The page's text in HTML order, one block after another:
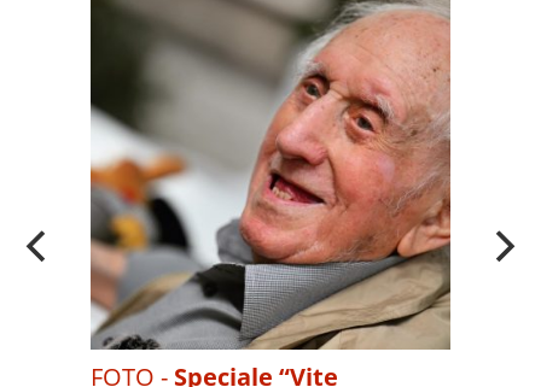
FOTO - Speciale “Vite